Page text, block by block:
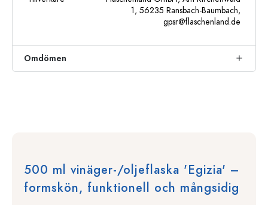
1, 56235 Ransbach-Baumbach,
gpsr@flaschenland.de
Omdömen
500 ml vinäger-/oljeflaska 'Egizia' –
formskön, funktionell och mångsidig